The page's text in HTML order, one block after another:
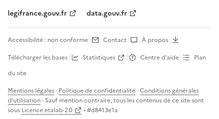
legifrance.gouv.fr
data.gouv.fr
Accessibilité : non conforme Contact
À propos
Télécharger les bases
Statistiques Centre d’aide
Plan
du site
Mentions légales · Politique de confidentialité ·Conditions générales
d'utilisation · Sauf mention contraire, tous les contenus de ce site sont
sous Licence etalab-2.0 • #d8413e1a